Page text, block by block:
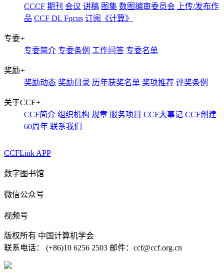
CCCF 期刊 会议 讲稿 图集 数图编审委员会
上传/发布作
品 CCF DL Focus 订阅《计算》
专委+
专委简介 专委条例 工作问答 专委名单
奖励+
奖励动态 奖励目录 历年获奖名单 奖项推荐 评奖条例
关于CCF+
CCF简介 组织机构 规章 服务项目 CCF大事记 CCF创建
60周年 联系我们
CCFLink APP
数字图书馆
微信公众号
视频号
版权所有 中国计算机学会
联系电话： (+86)10 6256 2503 邮件：ccf@ccf.org.cn